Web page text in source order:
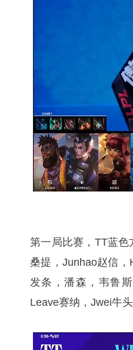
第一局比赛，TT蓝
桑提，Junhao赵信，
发条，潘森，韦鲁
Leave赛纳，Jwei牛头